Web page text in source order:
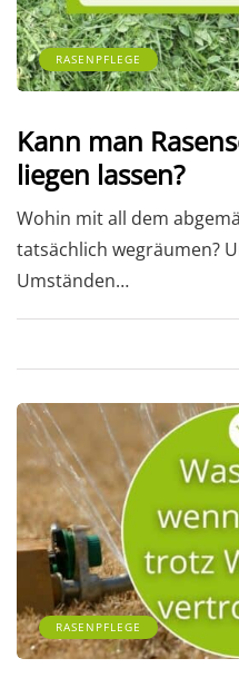
RASENPFLEGE
Kann man
liegen lassen?
Wohin mit all dem
tatsächlich wegräumen?
Umständen…
RASENPFLEGE